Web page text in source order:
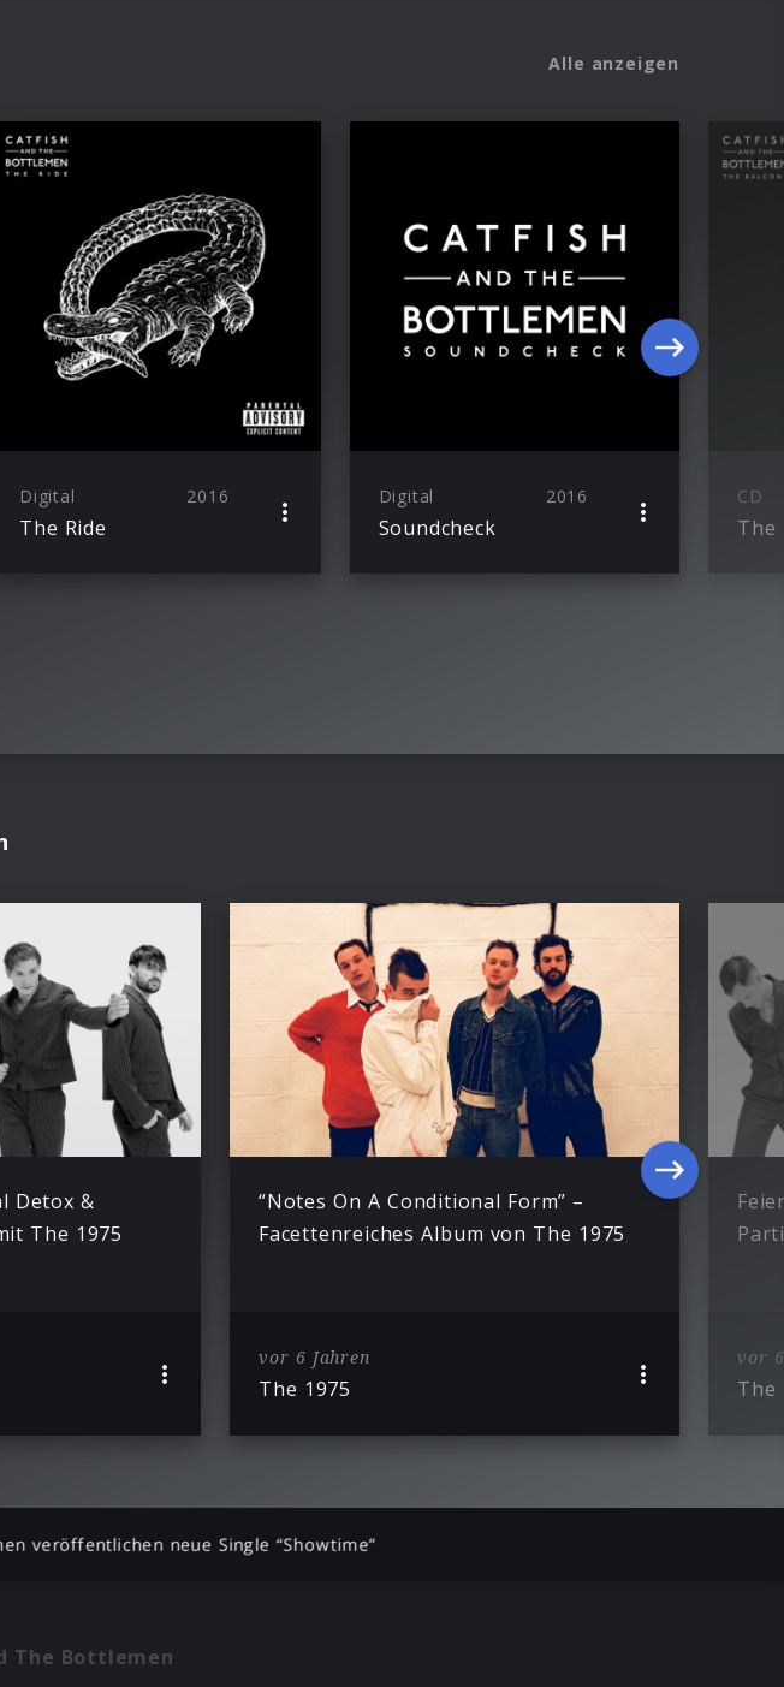
Alle anzeigen
Digital 2016
The Ride
Digital 2016
Soundcheck
CD
The
Detox &
The 1975
“Notes On A Conditional Form” –
Facettenreiches Album von The 1975
vor 6 Jahren
The 1975
vor
The
veröffentlichen neue Single “Showtime”
The Bottlemen